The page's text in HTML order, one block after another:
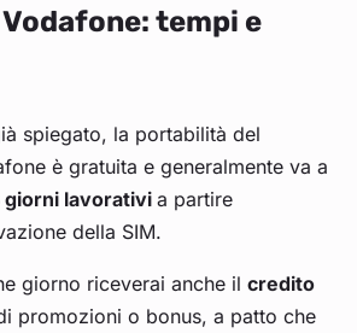
tempi e
spiegato, la portabilità del
è gratuita e generalmente va a
giorni lavorativia partire
della SIM.
giorno riceverai anche ilcredito
promozioni o bonus, a patto che